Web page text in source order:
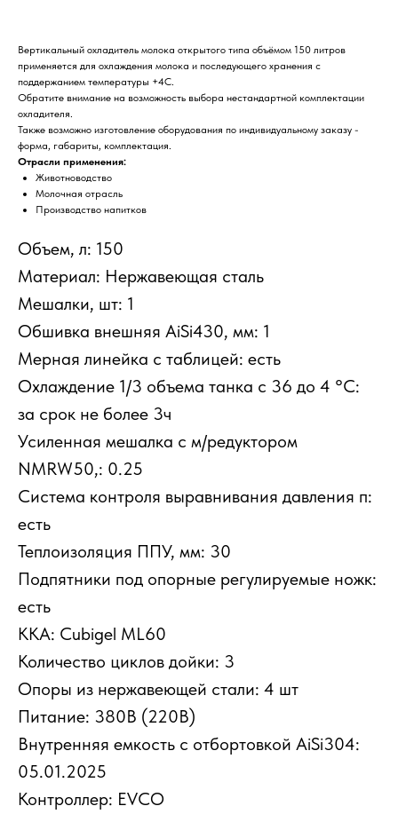
Вертикальный охладитель молока открытого типа объёмом 150 литров
применяется для охлаждения молока и последующего хранения с
поддержанием температуры +4C.
Обратите внимание на возможность выбора нестандартной комплектации
охладителя.
Также возможно изготовление оборудования по индивидуальному заказу -
форма, габариты, комплектация.
Отрасли применения:
Животноводство
Молочная отрасль
Производство напитков
Объем, л: 150
Материал: Нержавеющая сталь
Мешалки, шт: 1
Обшивка внешняя AiSi430, мм: 1
Мерная линейка с таблицей: есть
Охлаждение 1/3 объема танка с 36 до 4 °C:
за срок не более 3ч
Усиленная мешалка с м/редуктором
NMRW50,: 0.25
Система контроля выравнивания давления п:
есть
Теплоизоляция ППУ, мм: 30
Подпятники под опорные регулируемые ножк:
есть
ККА: Cubigel ML60
Количество циклов дойки: 3
Опоры из нержавеющей стали: 4 шт
Питание: 380В (220В)
Внутренняя емкость с отбортовкой AiSi304:
05.01.2025
Контроллер: EVCO